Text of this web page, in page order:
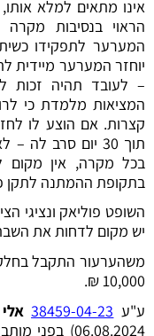
אינו מתאים למלא
הראוי בנסיבות
המערער לתפקידו
יוחזר המערער מיידית
– לעובד תהיה זכות
המציאות מלמדת כי
קצרות. אם הוצע לו
תוך 30 יום סרב
בכל מקרה, אין מקום
בתקופת ההמתנה לתקן
השופט פוליאק ונציגי
יש מקום לדחות את
משהערעור התקבל
10,000 ₪.
ע"ע 38459-04-23אלי
06.08.2024)